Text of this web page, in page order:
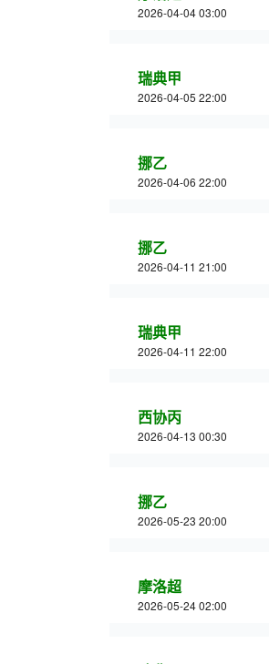
2026-04-04 03:00
瑞典甲
2026-04-05 22:00
挪乙
2026-04-06 22:00
挪乙
2026-04-11 21:00
瑞典甲
2026-04-11 22:00
西协丙
2026-04-13 00:30
挪乙
2026-05-23 20:00
摩洛超
2026-05-24 02:00